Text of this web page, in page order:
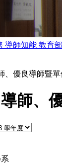
導師知能 教育
、優良導師暨
師、